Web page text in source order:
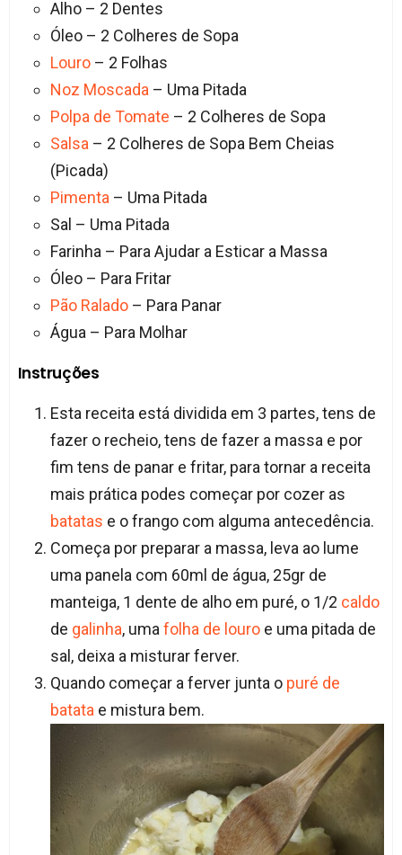
Alho – 2 Dentes
Óleo – 2 Colheres de Sopa
Louro– 2 Folhas
Noz Moscada– Uma Pitada
Polpa de Tomate – 2 Colheres de Sopa
Salsa– 2 Colheres de Sopa Bem Cheias
(Picada)
Pimenta– Uma Pitada
Sal – Uma Pitada
Farinha – Para Ajudar a Esticar a Massa
Óleo – Para Fritar
Pão Ralado– Para Panar
Água – Para Molhar
Instruções
Esta receita está dividida em 3 partes, tens de
fazer o recheio, tens de fazer a massa e por
fim tens de panar e fritar, para tornar a receita
mais prática podes começar por cozer as
batatas e o frango com alguma antecedência.
Começa por preparar a massa, leva ao lume
uma panela com 60ml de água, 25gr de
manteiga, 1 dente de alho em puré, o 1/2 caldo
de galinha, umafolha de louroe uma pitada de
sal, deixa a misturar ferver.
Quando começar a ferver junta o puré de
batatae mistura bem.